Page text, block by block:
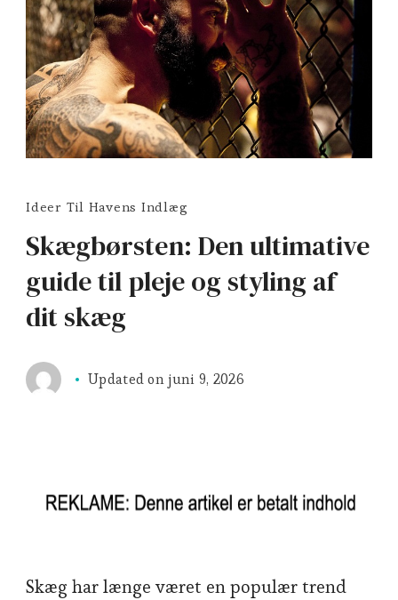
Ideer Til Havens Indlæg
Skægbørsten: Den ultimative
guide til pleje og styling af
dit skæg
Updated on juni 9, 2026
Skæg har længe været en populær trend